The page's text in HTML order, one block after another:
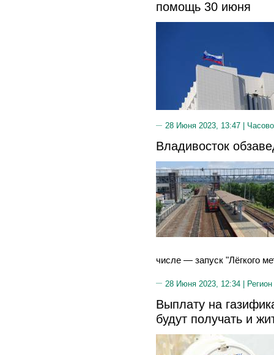
помощь 30 июня
28 Июня 2023, 13:47 |
Владивосток
числе — запуск "Лёгкого
28 Июня 2023, 12:34 |
Выплату на
будут получать и